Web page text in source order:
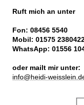
Ruft mich an unter
Fon: 08456 5540
Mobil: 01575
WhatsApp: 01556
oder mailt mir unter:
info@heidi-